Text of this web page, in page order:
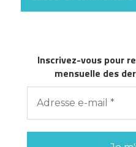
Inscrivez-vous pour
mensuelle des